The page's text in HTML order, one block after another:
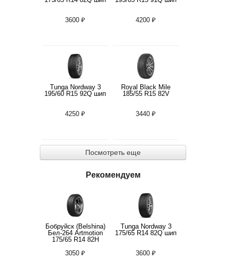
3600 ₽ 4200 ₽
Tunga Nordway 3
195/60 R15 92Q шип
4250 ₽
Royal Black Mile
185/55 R15 82V
3440 ₽
Посмотреть еще
Рекомендуем
Бобруйск (Belshina)
Бел-264 Artmotion
175/65 R14 82H
3050 ₽
Tunga Nordway 3
175/65 R14 82Q шип
3600 ₽